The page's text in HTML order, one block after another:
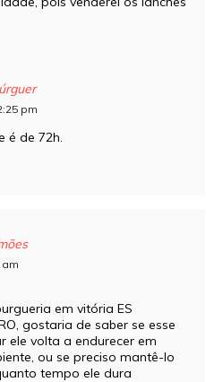
pm
é de 72h.
am
em vitória ES
gostaria de saber se esse
ele volta a endurecer em
ou se preciso mantê-lo
tempo ele dura